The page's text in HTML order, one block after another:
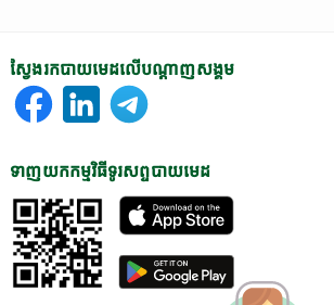
ស្វែងរកបាយមេដលើបណ្តាញសង្គម
ទាញយកកម្មវិធីទូរសព្ទបាយមេដ